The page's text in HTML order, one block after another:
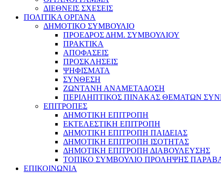
ΔΙΕΘΝΕΙΣ ΣΧΕΣΕΙΣ
ΠΟΛΙΤΙΚΑ ΟΡΓΑΝΑ
ΔΗΜΟΤΙΚΟ ΣΥΜΒΟΥΛΙΟ
ΠΡΟΕΔΡΟΣ ΔΗΜ. ΣΥΜΒΟΥΛΙΟΥ
ΠΡΑΚΤΙΚΑ
ΑΠΟΦΑΣΕΙΣ
ΠΡΟΣΚΛΗΣΕΙΣ
ΨΗΦΙΣΜΑΤΑ
ΣΥΝΘΕΣΗ
ΖΩΝΤΑΝΗ ΑΝΑΜΕΤΑΔΟΣΗ
ΠΕΡΙΛΗΠΤΙΚΟΣ ΠΙΝΑΚΑΣ ΘΕΜΑΤΩΝ
ΕΠΙΤΡΟΠΕΣ
ΔΗΜΟΤΙΚΗ ΕΠΙΤΡΟΠΗ
ΕΚΤΕΛΕΣΤΙΚΗ ΕΠΙΤΡΟΠΗ
ΔΗΜΟΤΙΚΗ ΕΠΙΤΡΟΠΗ ΠΑΙΔΕΙΑΣ
ΔΗΜΟΤΙΚΗ ΕΠΙΤΡΟΠΗ ΙΣΟΤΗΤΑΣ
ΔΗΜΟΤΙΚΗ ΕΠΙΤΡΟΠΗ ΔΙΑΒΟΥΛΕΥΣΗΣ
ΤΟΠΙΚΟ ΣΥΜΒΟΥΛΙΟ ΠΡΟΛΗΨΗΣ
ΕΠΙΚΟΙΝΩΝΙΑ